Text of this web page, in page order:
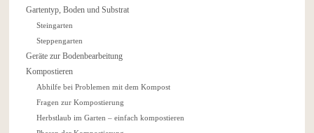
Gartentyp, Boden und Substrat
Steingarten
Steppengarten
Geräte zur Bodenbearbeitung
Kompostieren
Abhilfe bei Problemen mit dem Kompost
Fragen zur Kompostierung
Herbstlaub im Garten – einfach kompostieren